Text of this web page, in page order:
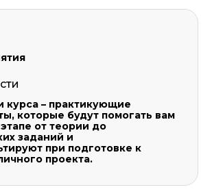
курса – практикующие
которые будут помогать вам
от теории до
заданий и
при подготовке к
проекта.